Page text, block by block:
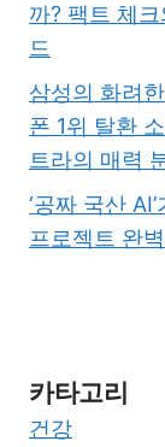
까? 팩트 체
드
삼성의 화려
폰 1위 탈환
트라의 매력
‘공짜 국산
프로젝트 완
카타고리
건강